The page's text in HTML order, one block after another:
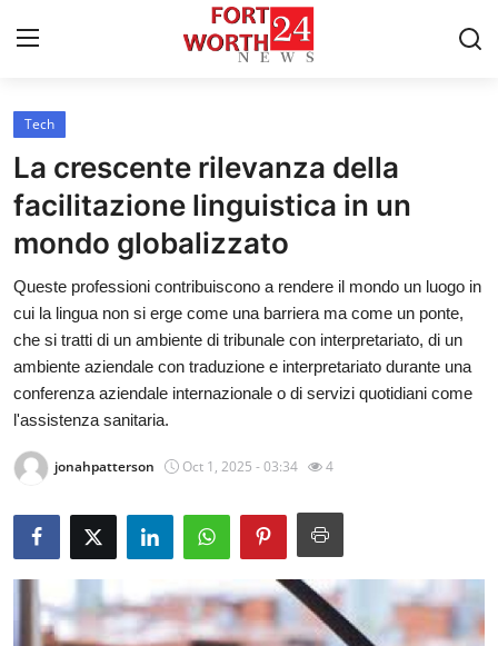
Home
Press Release
Contact
Privacy Policy
About
News Network
Health
Submit Press Release
Guest Posting
Crypto
Tech
La crescente rilevanza della
facilitazione linguistica in un
mondo globalizzato
Queste professioni contribuiscono a rendere il mondo un luogo in
cui la lingua non si erge come una barriera ma come un ponte,
che si tratti di un ambiente di tribunale con interpretariato, di un
ambiente aziendale con traduzione e interpretariato durante una
conferenza aziendale internazionale o di servizi quotidiani come
l'assistenza sanitaria.
jonahpatterson Oct 1, 2025 - 03:34 4